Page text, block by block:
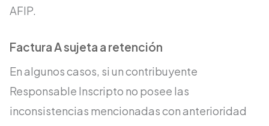
AFIP.
Factura A sujeta a retención
En algunos casos, si un contribuyente
Responsable Inscripto no posee las
inconsistencias mencionadas con anterioridad